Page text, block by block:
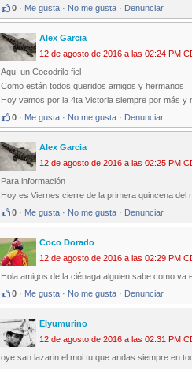
0 · Me gusta · No me gusta · Denunciar
Alex Garcia
12 de agosto de 2016 a las 02:24 PM
Aquí un Cocodrilo fiel
Como están todos queridos amigos y hermanos
Hoy vamos por la 4ta Victoria siempre por más y
0 · Me gusta · No me gusta · Denunciar
Alex Garcia
12 de agosto de 2016 a las 02:25 PM
Para información
Hoy es Viernes cierre de la primera quincena
0 · Me gusta · No me gusta · Denunciar
Coco Dorado
12 de agosto de 2016 a las 02:29 PM
Hola amigos de la ciénaga alguien sabe como va
0 · Me gusta · No me gusta · Denunciar
Elyumurino
12 de agosto de 2016 a las 02:31 PM
oye san lazarin el moi tu que andas siempre en